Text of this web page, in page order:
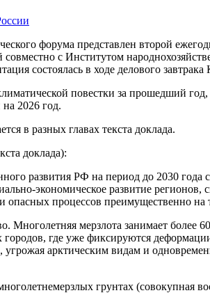
форума представлен второй
с Институтом
состоялась в ходе делового
повестки за прошедший
2026 год.
в разных главах текста доклада.
доклада):
развития РФ на период до 2030 года
экономическое развитие
опасных процессов преимущественно
мерзлота занимает более
где уже фиксируются
арктическим видам и
грунтах (совокупная